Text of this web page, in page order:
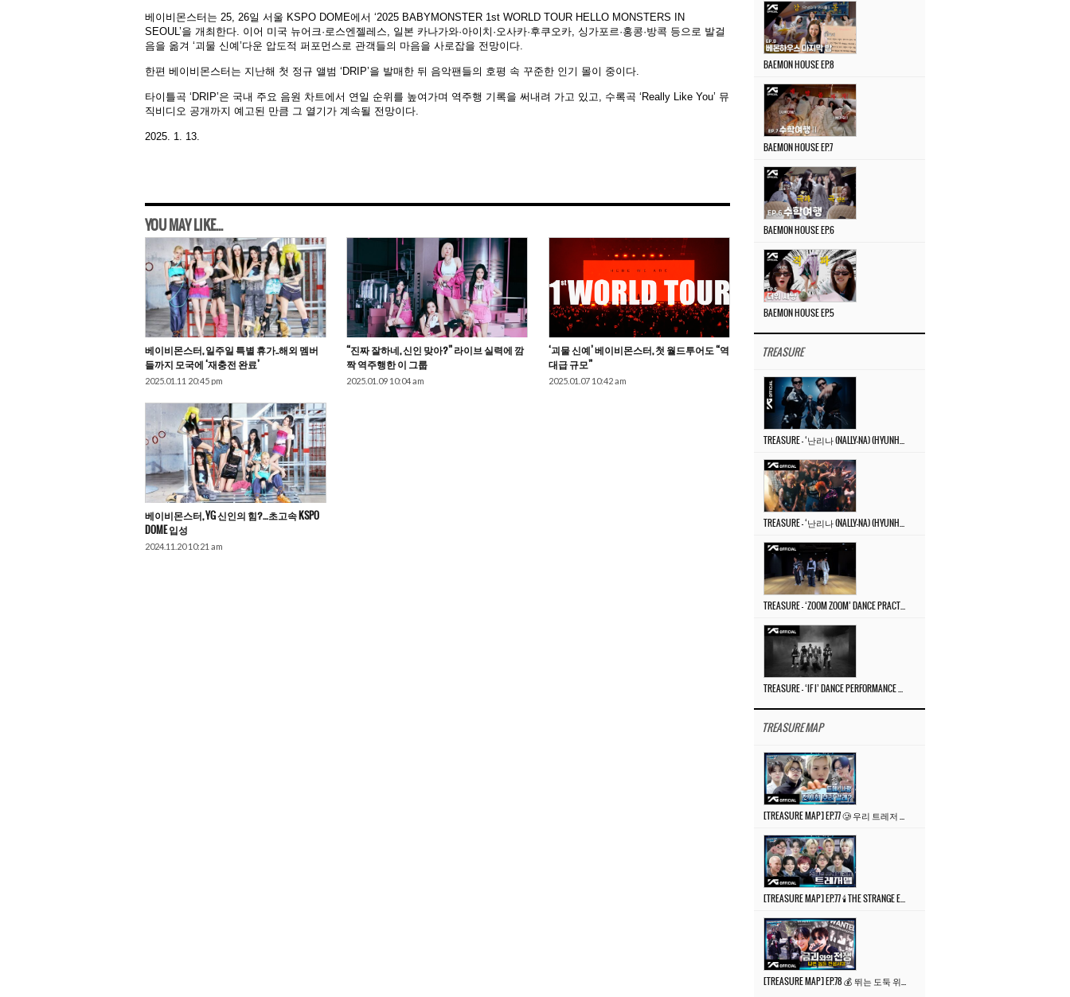
베이비몬스터는 25, 26일 서울 KSPO DOME에서 ‘2025 BABYMONSTER 1st WORLD TOUR HELLO MONSTERS IN
SEOUL’을 개최한다. 이어 미국 뉴어크·로스엔젤레스, 일본 카나가와·아이치·오사카·후쿠오카, 싱가포르·홍콩·방콕 등으로 발걸
음을 옮겨 ‘괴물 신예’다운 압도적 퍼포먼스로 관객들의 마음을 사로잡을 전망이다.
한편 베이비몬스터는 지난해 첫 정규 앨범 ‘DRIP’을 발매한 뒤 음악팬들의 호평 속 꾸준한 인기 몰이 중이다.
타이틀곡 ‘DRIP’은 국내 주요 음원 차트에서 연일 순위를 높여가며 역주행 기록을 써내려 가고 있고, 수록곡 ‘Really Like You’ 뮤
직비디오 공개까지 예고된 만큼 그 열기가 계속될 전망이다.
2025. 1. 13.
YOU MAY LIKE...
베이비몬스터, 일주일 특별 휴가..해외 멤버
들까지 모국에 ‘재충전 완료’
2025.01.11 20:45 pm
“진짜 잘하네, 신인 맞아?” 라이브 실력에 깜
짝 역주행한 이 그룹
2025.01.09 10:04 am
‘괴물 신예’ 베이비몬스터, 첫 월드투어도 “역
대급 규모”
2025.01.07 10:42 am
베이비몬스터, YG 신인의 힘?…초고속 KSPO
DOME 입성
2024.11.20 10:21 am
BAEMON HOUSE EP.8
BAEMON HOUSE EP.7
BAEMON HOUSE EP.6
BAEMON HOUSE EP.5
TREASURE
TREASURE MAP